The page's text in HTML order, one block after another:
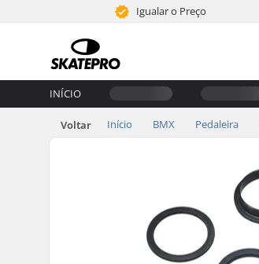
Igualar o Preço
INÍCIO
Voltar Início BMX Pedaleira